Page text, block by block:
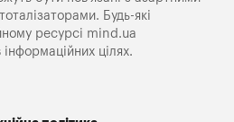
Будь-які
ресурсі mind.ua
цілях.